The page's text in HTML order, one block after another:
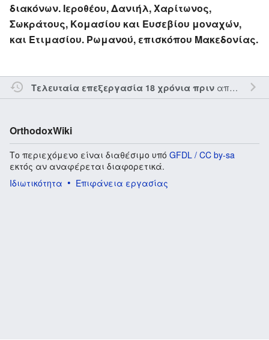
διακόνων. Ιεροθέου, Δανιήλ, Χαρίτωνος,
Σωκράτους, Κομασίου και Ευσεβίου μοναχών,
και Ετιμασίου. Ρωμανού, επισκόπου Μακεδονίας.
Τελευταία επεξεργασία 18 χρόνια πριναπό τον την
OrthodoxWiki
Το περιεχόμενο είναι διαθέσιμο υπό GFDL / CC by-sa
εκτός αν αναφέρεται διαφορετικά.
Ιδιωτικότητα
Επιφάνεια εργασίας